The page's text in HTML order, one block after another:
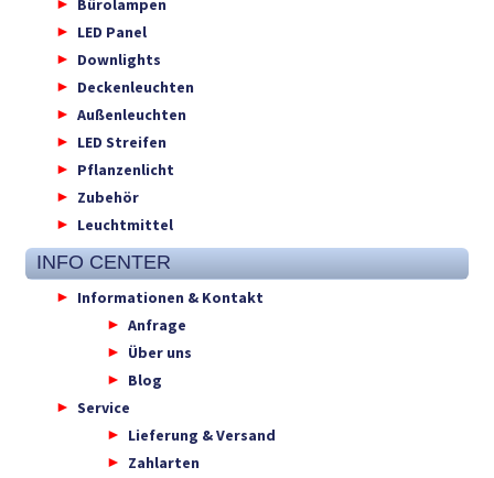
LED Panel
Downlights
Deckenleuchten
Außenleuchten
LED Streifen
Pflanzenlicht
Zubehör
Leuchtmittel
INFO CENTER
Informationen & Kontakt
Anfrage
Über uns
Blog
Service
Lieferung & Versand
Zahlarten